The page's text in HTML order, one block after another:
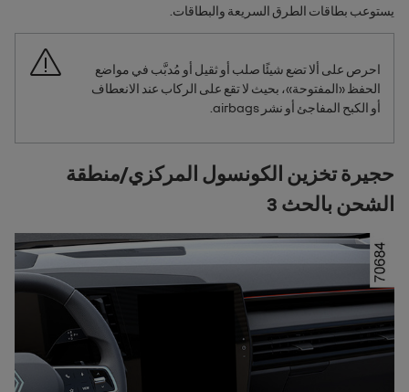
يستوعب بطاقات الطرق السريعة والبطاقات.
احرص على ألا تضع شيئًا صلب أو ثقيل أو مُدبَّب في مواضع
الحفظ «المفتوحة»، بحيث لا تقع على الركاب عند الانعطاف
أو الكبح المفاجئ أو نشر airbags
حجيرة تخزين الكونسول المركزي/منطقة
الشحن بالحث 3